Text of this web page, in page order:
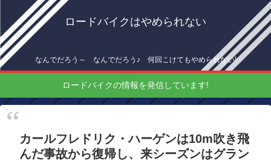
ロードバイクはやめられない
なんでだろう～ なんでだろう♪ 何回こけてもやめられない!
ロードバイクの情報を発信しています!
カールフレドリク・ハーゲンは10m吹き飛
んだ事故から復帰し、来シーズンはグラン